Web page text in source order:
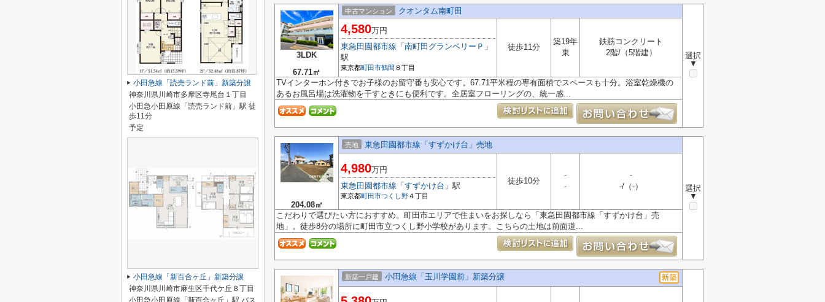
3LDK
67.71㎡
中古マンション クオンタム南町田
選択
▼
4,580万円
東急田園都市線 「 南町田グランベリーＰ 」
駅
東京都町田市鶴間 ８丁目
徒歩11分
築19年
東
鉄筋コンクリート
2階/（5階建）
TVインターホン付きでお子様のお留守番も安心です。67.71平米程の専有面積でスペースも十分。浴室乾燥機の
あるお風呂場は洗濯物を干すときにも便利です。全居室フローリングの、統一感...
204.08㎡
売地 東急田園都市線「すずかけ台」売地
選択
▼
4,980万円
東急田園都市線 「 すずかけ台 」駅
東京都町田市つくし野４丁目
徒歩10分
-
-
-
-/（-）
こだわりで選びたい方におすすめ。町田市エリアで住まいをお探しなら「東急田園都市線「すずかけ台」売
地」。徒歩8分の場所に町田市立つくし野小学校があります。こちらの土地は前面道...
新築一戸建 小田急線「玉川学園前」新築分譲
小田急線「読売ランド前」新築分譲
神奈川県川崎市多摩区寺尾台１丁目
小田急小田原線「読売ランド前」駅 徒
歩11分
予定
小田急線「新百合ヶ丘」新築分譲
神奈川県川崎市麻生区千代ケ丘８丁目
小田急小田原線「新百合ヶ丘」駅 バス